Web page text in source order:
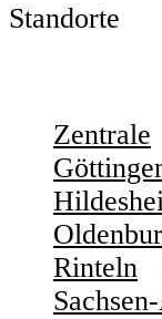
Standorte
Zentrale
Rinteln